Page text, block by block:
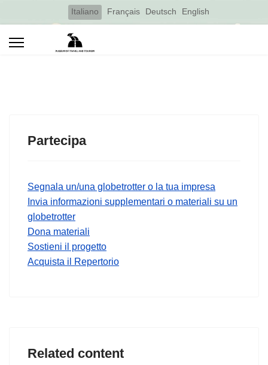
Select your language
Italiano Français Deutsch English
Partecipa
Segnala un/una globetrotter o la tua impresa
Invia informazioni supplementari o materiali su un
globetrotter
Dona materiali
Sostieni il progetto
Acquista il Repertorio
Related content